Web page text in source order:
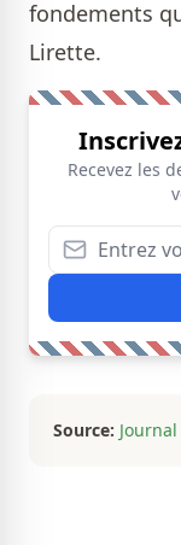
fondements
Lirette.
Recevez les
Source: